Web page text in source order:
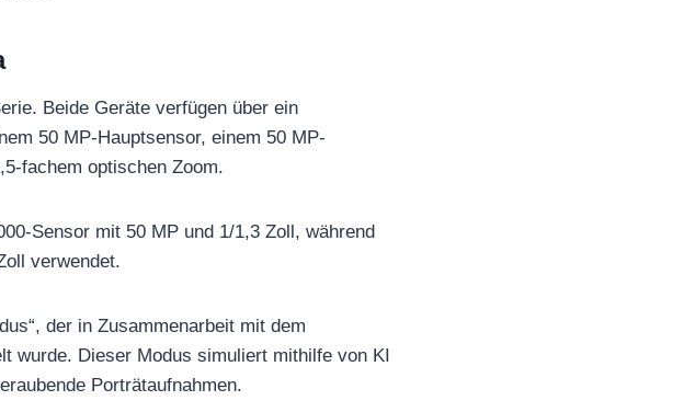
Beide Geräte verfügen über ein
50 MP-Hauptsensor, einem 50 MP-
fachem optischen Zoom.
Sensor mit 50 MP und 1/1,3 Zoll, während
verwendet.
der in Zusammenarbeit mit dem
wurde. Dieser Modus simuliert mithilfe von KI
Porträtaufnahmen.